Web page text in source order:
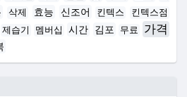
삭제 효능 신조어 킨텍스
킨텍스점
제습기 멤버십 시간 김포 무료 가격